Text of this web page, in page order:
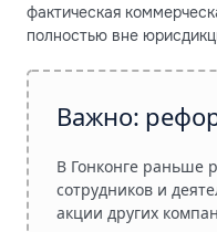
фактическая
полностью вне
Важно:
В Гонконге раньше
сотрудников и
акции других